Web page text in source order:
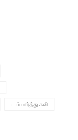
படம் பார்த்து கவி